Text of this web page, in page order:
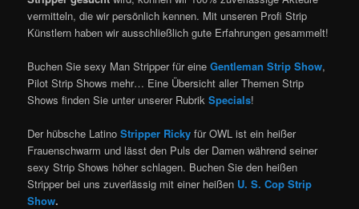
vermitteln, die wir persönlich kennen. Mit unseren Profi Strip
Künstlern haben wir ausschließlich gute Erfahrungen gesammelt!
Buchen Sie sexy Man Stripper für eineGentleman Strip Show,
Pilot Strip Shows mehr… Eine Übersicht aller Themen Strip
Shows finden Sie unter unserer RubrikSpecials!
Der hübsche LatinoStripper Ricky für OWL ist ein heißer
Frauenschwarm und lässt den Puls der Damen während seiner
sexy Strip Shows höher schlagen. Buchen Sie den heißen
Stripper bei uns zuverlässig mit einer heißen U. S. Cop Strip
Show.